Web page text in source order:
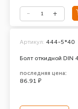
Болт откидной
Артикул: 444-5*40
последняя цена:
86.91 ₽